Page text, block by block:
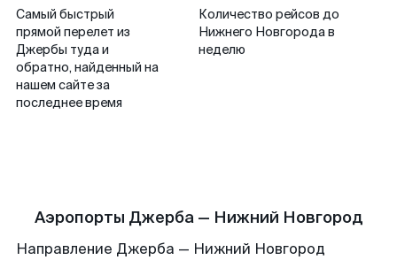
Самый быстрый
прямой перелет из
Джербы туда и
обратно, найденный на
нашем сайте за
последнее время
Количество рейсов до
Нижнего Новгорода в
неделю
Аэропорты Джерба — Нижний Новгород
Направление Джерба — Нижний Новгород